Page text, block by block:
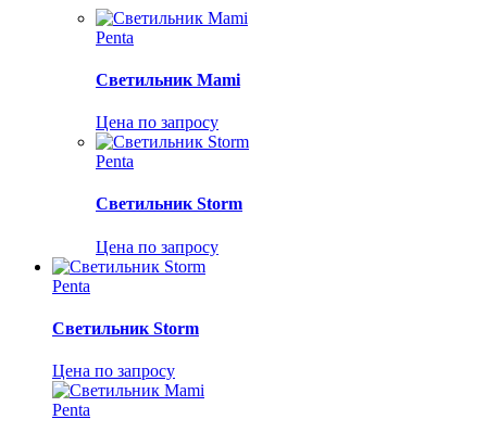
Penta
Светильник Mami
Цена по запросу
Penta
Светильник Storm
Цена по запросу
Penta
Светильник Storm
Цена по запросу
Penta